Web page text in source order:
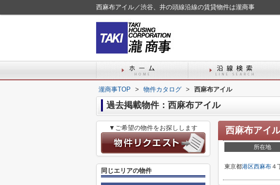
西麻布アイル／渋谷、井の頭線沿線の賃貸物件は瀧商事
瀧商事TOP > 物件カタログ > 西麻布アイル
過去掲載物件：西麻布アイル
西麻布アイ
所在地
東京都港区西麻布４
▼ご希望の物件をお探しします
同じエリアの物件